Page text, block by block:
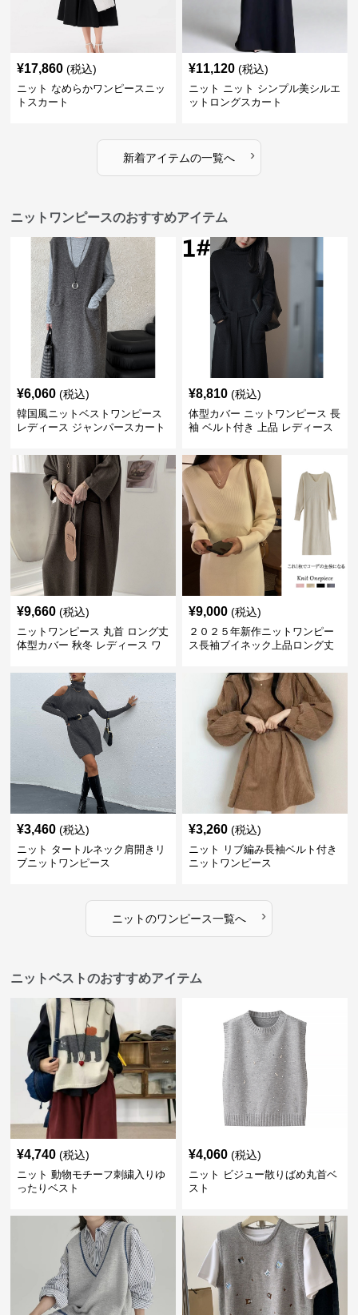
¥17,860 (税込)
ニット なめらかワンピースニッ
トスカート
¥11,120 (税込)
ニット ニット シンプル美シルエ
ットロングスカート
新着アイテムの一覧へ ›
ニットワンピースのおすすめアイテム
¥6,060 (税込)
韓国風ニットベストワンピース
レディース ジャンパースカート
¥8,810 (税込)
体型カバー ニットワンピース 長
袖 ベルト付き 上品 レディース
¥9,660 (税込)
ニットワンピース 丸首 ロング丈
体型カバー 秋冬 レディース ワ
¥9,000 (税込)
２０２５年新作ニットワンピー
ス長袖ブイネック上品ロング丈
¥3,460 (税込)
ニット タートルネック肩開きリ
ブニットワンピース
¥3,260 (税込)
ニット リブ編み長袖ベルト付き
ニットワンピース
ニットのワンピース一覧へ ›
ニットベストのおすすめアイテム
¥4,740 (税込)
ニット 動物モチーフ刺繍入りゆ
ったりベスト
¥4,060 (税込)
ニット ビジュー散りばめ丸首ベ
スト